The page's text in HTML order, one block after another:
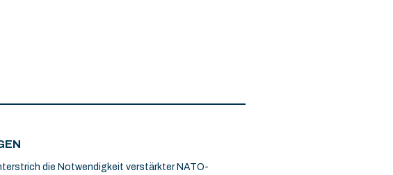
die Notwendigkeit verstärkter NATO-